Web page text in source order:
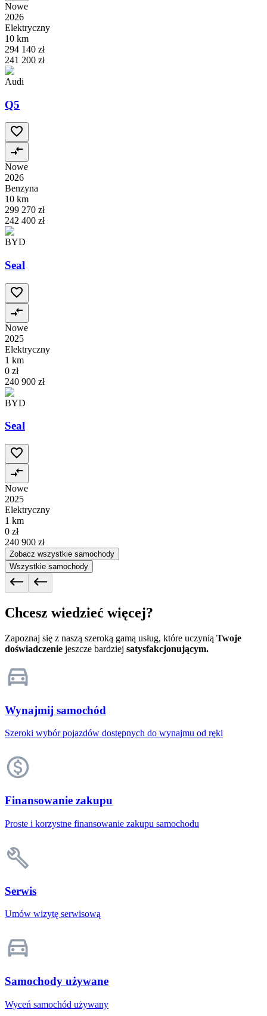
Nowe
2026
Elektryczny
10 km
294 140 zł
241 200 zł
Audi
Q5
Nowe
2026
Benzyna
10 km
299 270 zł
242 400 zł
BYD
Seal
Nowe
2025
Elektryczny
1 km
0 zł
240 900 zł
BYD
Seal
Nowe
2025
Elektryczny
1 km
0 zł
240 900 zł
Zobacz wszystkie samochody
Wszystkie samochody
Chcesz wiedzieć więcej?
Zapoznaj się z naszą szeroką gamą usług, które uczynią Twoje
doświadczenie jeszcze bardziej satysfakcjonującym.
Wynajmij samochód
Szeroki wybór pojazdów dostępnych do wynajmu od ręki
Finansowanie zakupu
Proste i korzystne finansowanie zakupu samochodu
Serwis
Umów wizytę serwisową
Samochody używane
Wyceń samochód używany